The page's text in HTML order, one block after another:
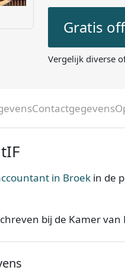
Gratis
Vergelijk diverse
Contactgegevens
in Broek in de
bij de Kamer